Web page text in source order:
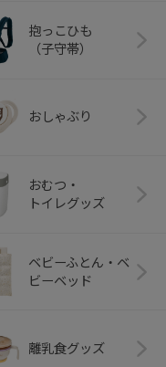
抱っこひも
（子守帯）
おしゃぶり
おむつ・
トイレグッズ
ベビーふとん・ベ
ビーベッド
離乳食グッズ